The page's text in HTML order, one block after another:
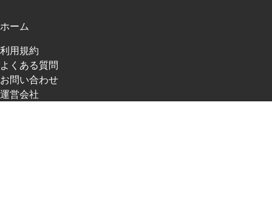
ホーム
利用規約
よくある質問
お問い合わせ
運営会社